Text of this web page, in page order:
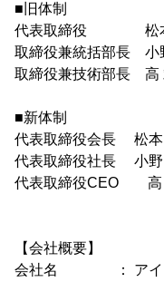
■旧体制
代表取締役 松本
取締役兼統括部長 小
取締役兼技術部長 高
■新体制
代表取締役会長 松本
代表取締役社長 小野
代表取締役CEO 高
【会社概要】
会社名 ： アイ・